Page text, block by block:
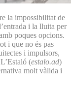
la impossibilitat de
i la lluita per
poques opcions.
i que no és pas
i impulsors,
(estalo.ad)
molt vàlida i